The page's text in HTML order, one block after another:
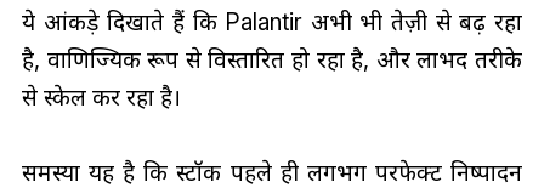
ये आंकड़े दिखाते हैं कि Palantir अभी भी तेज़ी से बढ़ रहा
है, वाणिज्यिक रूप से विस्तारित हो रहा है, और लाभप्रद तरीके
से स्केल कर रहा है।
समस्या यह है कि स्टॉक पहले ही लगभग परफेक्ट निष्पादन